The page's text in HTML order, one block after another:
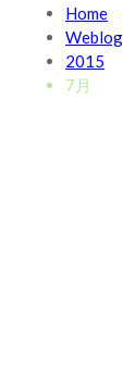
年7月28
2026/
月4日
2026/
Home
Weblog
2015
7月